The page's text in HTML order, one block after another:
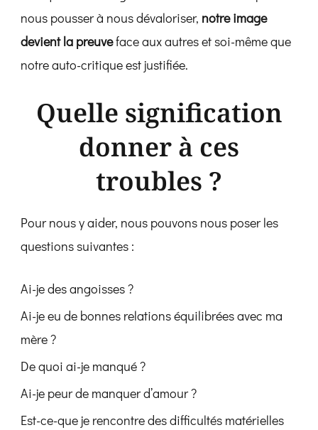
nous pousser à nous dévaloriser, notre image
devient la preuveface aux autres et soi-même que
notre auto-critique est justifiée.
Quelle signification
donner à ces
troubles ?
Pour nous y aider, nous pouvons nous poser les
questions suivantes :
Ai-je des angoisses ?
Ai-je eu de bonnes relations équilibrées avec ma
mère ?
De quoi ai-je manqué ?
Ai-je peur de manquer d’amour ?
Est-ce-que je rencontre des difficultés matérielles